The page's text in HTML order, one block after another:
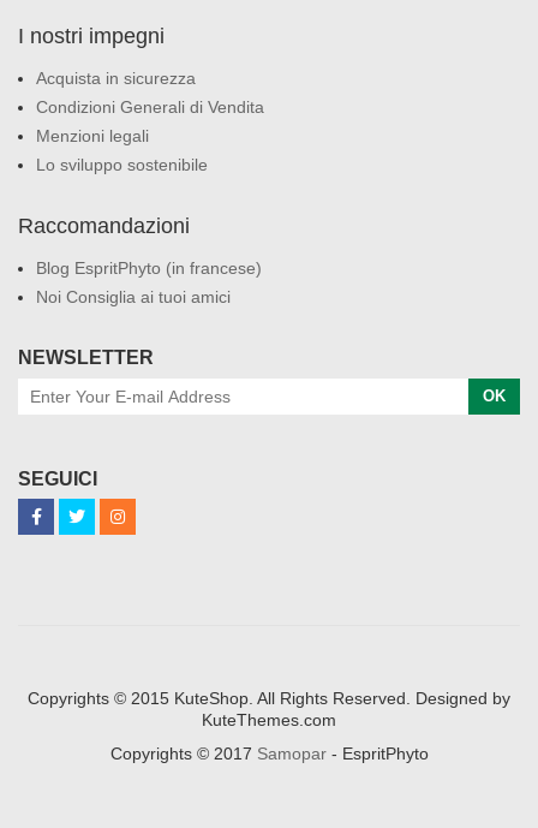
I nostri impegni
Acquista in sicurezza
Condizioni Generali di Vendita
Menzioni legali
Lo sviluppo sostenibile
Raccomandazioni
Blog EspritPhyto (in francese)
Noi Consiglia ai tuoi amici
NEWSLETTER
OK
SEGUICI
Copyrights © 2015 KuteShop. All Rights Reserved. Designed by
KuteThemes.com
Copyrights © 2017 Samopar- EspritPhyto